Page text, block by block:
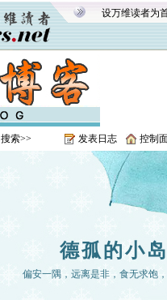
设万维读者为
搜索>> 发表日志 控制
德孤的小岛
偏安一隅，远离是非，食无求饱